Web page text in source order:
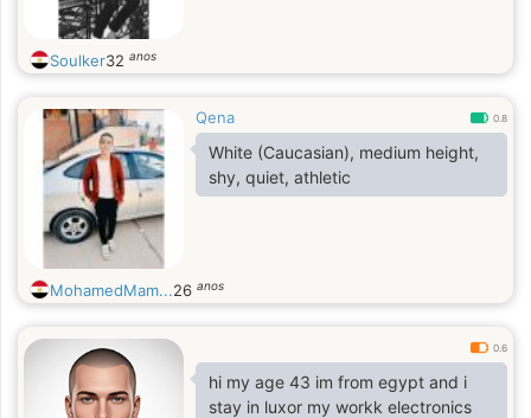
Soulker32 anos
Qena 0.8
White (Caucasian), medium height,
shy, quiet, athletic
MohamedMam...26 anos
0.6
hi my age 43 im from egypt and i
stay in luxor my workk electronics